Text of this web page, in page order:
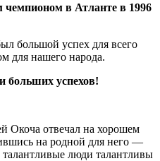
в Атланте в 1996
большой успех для всего
для нашего народа.
больших успехов!
Окоча отвечал на хорошем
на родной для него —
люди талантливы